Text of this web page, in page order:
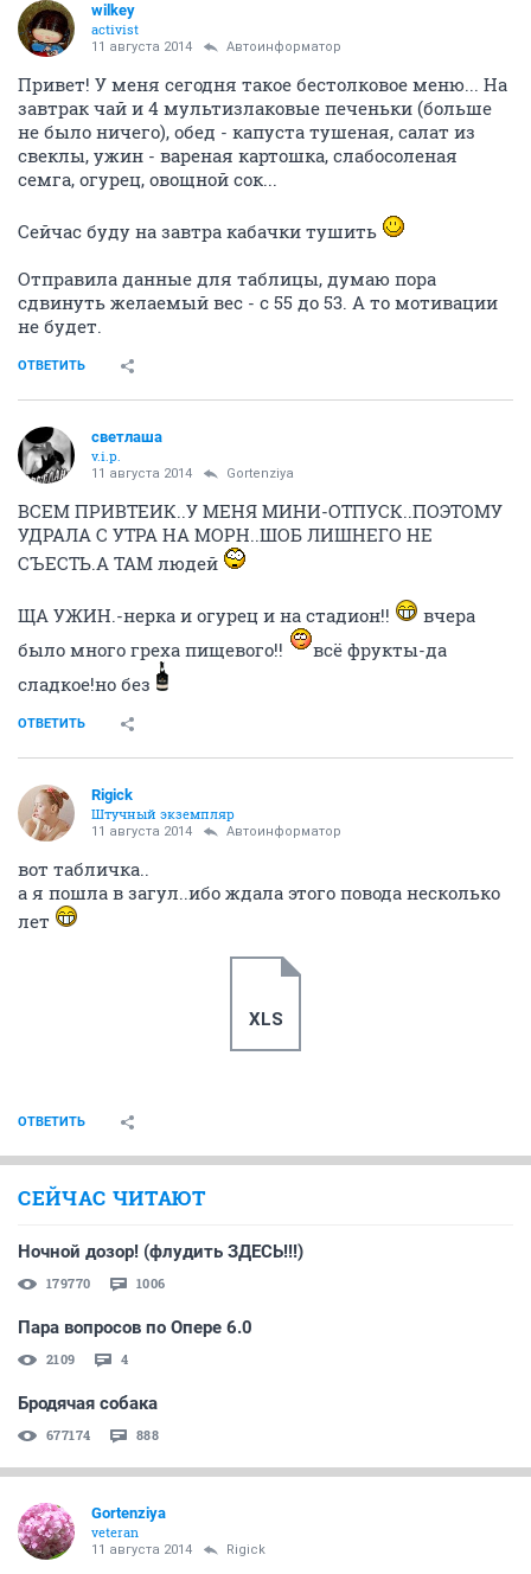
wilkey
activist
11 августа 2014 Автоинформатор
Привет! У меня сегодня такое бестолковое меню... На
завтрак чай и 4 мультизлаковые печеньки (больше
не было ничего), обед - капуста тушеная, салат из
свеклы, ужин - вареная картошка, слабосоленая
семга, огурец, овощной сок...
Сейчас буду на завтра кабачки тушить
Отправила данные для таблицы, думаю пора
сдвинуть желаемый вес - с 55 до 53. А то мотивации
не будет.
ОТВЕТИТЬ
светлаша
v.i.p.
11 августа 2014 Gortenziya
ВСЕМ ПРИВТЕИК..У МЕНЯ МИНИ-ОТПУСК..ПОЭТОМУ
УДРАЛА С УТРА НА МОРН..ШОБ ЛИШНЕГО НЕ
СЪЕСТЬ.А ТАМ людей
ЩА УЖИН.-нерка и огурец и на стадион!!
вчера
было много греха пищевого!!
всё фрукты-да
сладкое!но без
ОТВЕТИТЬ
Rigick
Штучный экземпляр
11 августа 2014 Автоинформатор
вот табличка..
а я пошла в загул..ибо ждала этого повода несколько
лет
XLS
ОТВЕТИТЬ
СЕЙЧАС ЧИТАЮТ
Ночной дозор! (флудить ЗДЕСЬ!!!)
179770 1006
Пара вопросов по Опере 6.0
2109 4
Бродячая собака
677174 888
Gortenziya
veteran
11 августа 2014 Rigick